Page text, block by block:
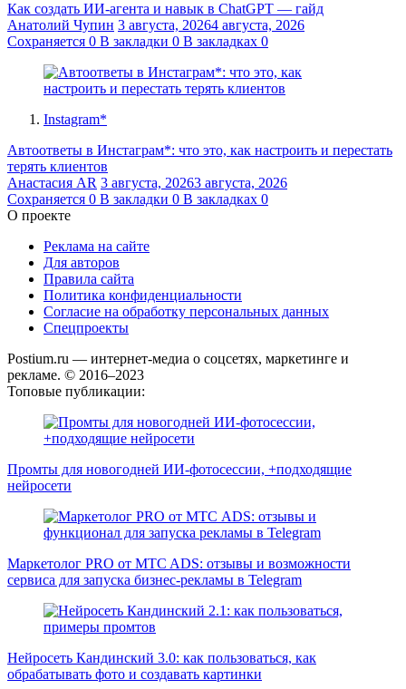
Как создать ИИ-агента и навык в ChatGPT — гайд
Анатолий Чупин 3 августа, 20264 августа, 2026
Сохраняется 0 В закладки 0 В закладках 0
Instagram*
Автоответы в Инстаграм*: что это, как настроить и перестать
терять клиентов
Анастасия AR 3 августа, 20263 августа, 2026
Сохраняется 0 В закладки 0 В закладках 0
О проекте
Реклама на сайте
Для авторов
Правила сайта
Политика конфиденциальности
Согласие на обработку персональных данных
Спецпроекты
Postium.ru — интернет-медиа о соцсетях, маркетинге и
рекламе. © 2016–2023
Топовые публикации:
Промты для новогодней ИИ-фотосессии, +подходящие
нейросети
Маркетолог PRO от MTC ADS: отзывы и возможности
сервиса для запуска бизнес-рекламы в Telegram
Нейросеть Кандинский 3.0: как пользоваться, как
обрабатывать фото и создавать картинки